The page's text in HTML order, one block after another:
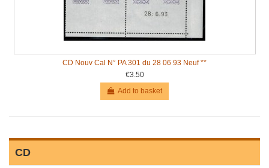
CD Nouv Cal N° PA 301 du 28 06 93 Neuf **
€3.50
Add to basket
CD